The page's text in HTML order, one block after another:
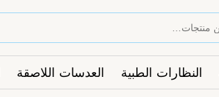
النظارات الطبية العدسات اللاصقة